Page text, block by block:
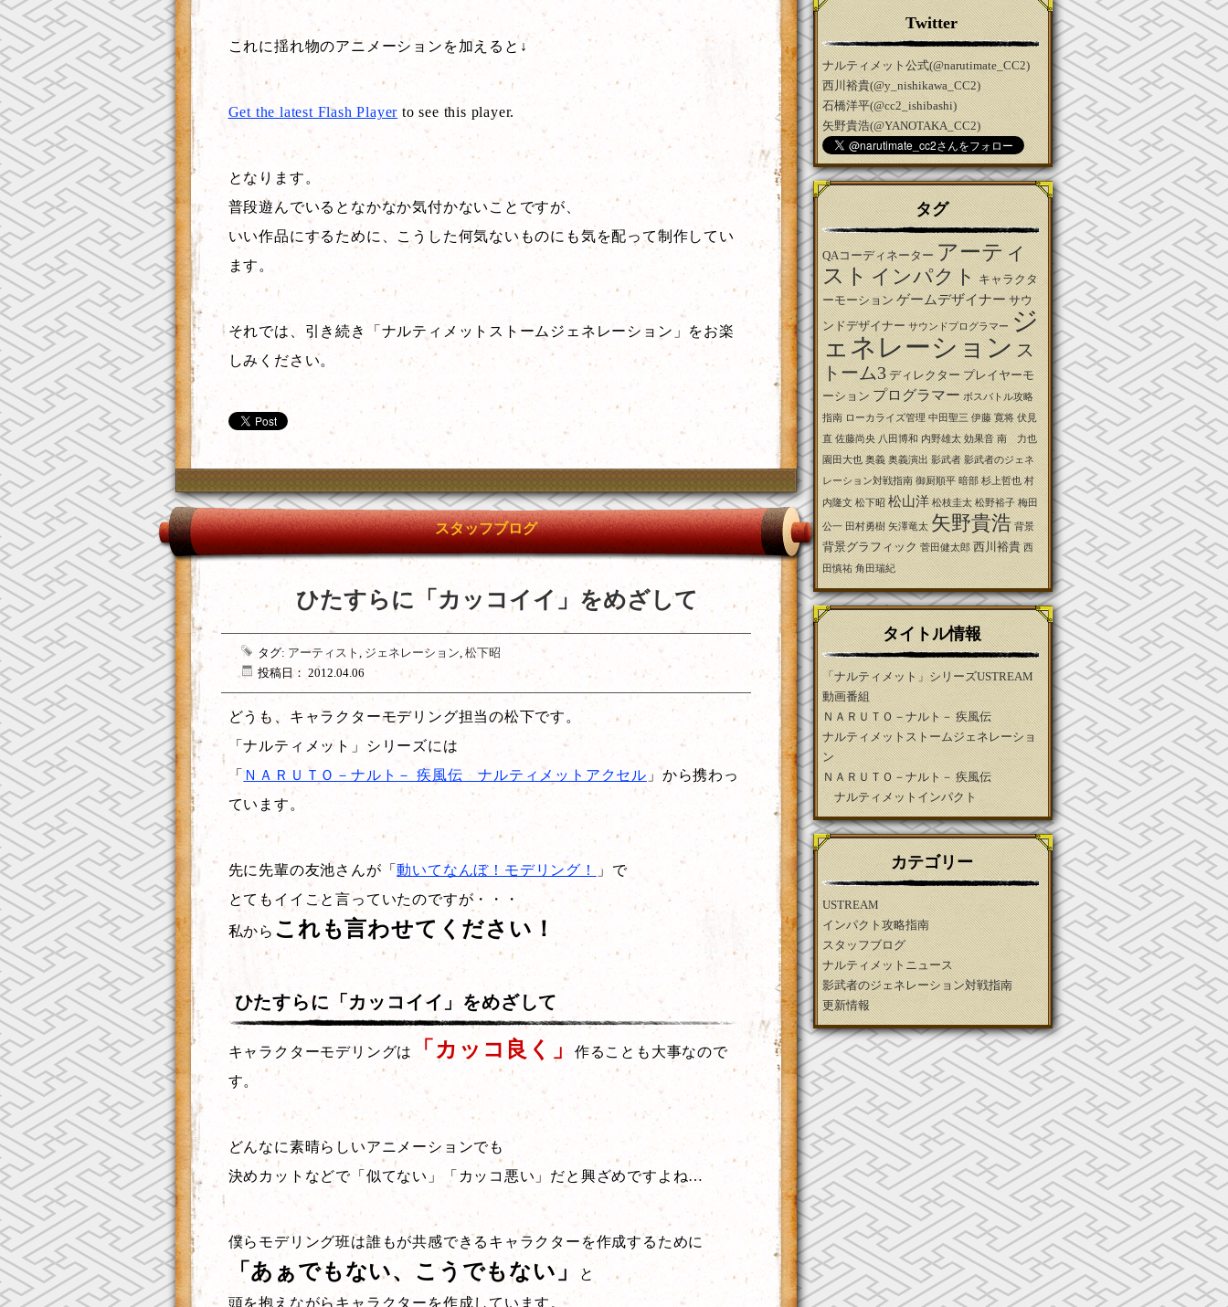
これに揺れ物のアニメーションを加えると↓
Get the latest Flash Player to see this player.
となります。
普段遊んでいるとなかなか気付かないことですが、
いい作品にするために、こうした何気ないものにも気を配って制作してい
ます。
それでは、引き続き「ナルティメットストームジェネレーション」をお楽
しみください。
スタッフブログ
ひたすらに「カッコイイ」をめざして
タグ: アーティスト , ジェネレーション, 松下昭
投稿日： 2012.04.06
どうも、キャラクターモデリング担当の松下です。
「ナルティメット」シリーズには
「 ＮＡＲＵＴＯ－ナルト－ 疾風伝 ナルティメットアクセル 」から携わっ
ています。
先に先輩の友池さんが「動いてなんぼ！モデリング！
」で
とてもイイこと言っていたのですが・・・
私から これも言わせてください！
ひたすらに「カッコイイ」をめざして
キャラクターモデリングは 「カッコ良く」
作ることも大事なので
す。
どんなに素晴らしいアニメーションでも
決めカットなどで「似てない」「カッコ悪い」だと興ざめですよね…
僕らモデリング班は誰もが共感できるキャラクターを作成するために
「あぁでもない、こうでもない」
と
頭を抱えながらキャラクターを作成しています。
Twitter
ナルティメット公式(@narutimate_CC2)
西川裕貴(@y_nishikawa_CC2)
石橋洋平(@cc2_ishibashi)
矢野貴浩(@YANOTAKA_CC2)
タグ
QAコーディネーター アーティ
ストインパクト キャラクタ
ーモーション ゲームデザイナー サウ
ンドデザイナー サウンドプログラマー ジ
ェネレーションス
トーム3 ディレクター プレイヤーモ
ーション プログラマー ボスバトル攻略
指南 ローカライズ管理 中田聖三 伊藤 寛将 伏見
直 佐藤尚央 八田博和 内野雄太 効果音 南 力也
園田大也 奥義 奥義演出 影武者 影武者のジェネ
レーション対戦指南 御厨順平 暗部 杉上哲也 村
内隆文 松下昭 松山洋 松枝圭太 松野裕子 梅田
公一 田村勇樹 矢澤竜太 矢野貴浩 背景
背景グラフィック 菅田健太郎 西川裕貴 西
田慎祐 角田瑞紀
タイトル情報
「ナルティメット」シリーズUSTREAM
動画番組
ＮＡＲＵＴＯ－ナルト－ 疾風伝
ナルティメットストームジェネレーショ
ン
ＮＡＲＵＴＯ－ナルト－ 疾風伝
ナルティメットインパクト
カテゴリー
USTREAM
インパクト攻略指南
スタッフブログ
ナルティメットニュース
影武者のジェネレーション対戦指南
更新情報